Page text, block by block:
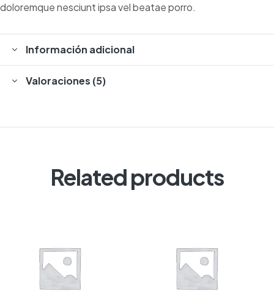
doloremque nesciunt ipsa vel beatae porro.
Información adicional
Valoraciones (5)
Related products